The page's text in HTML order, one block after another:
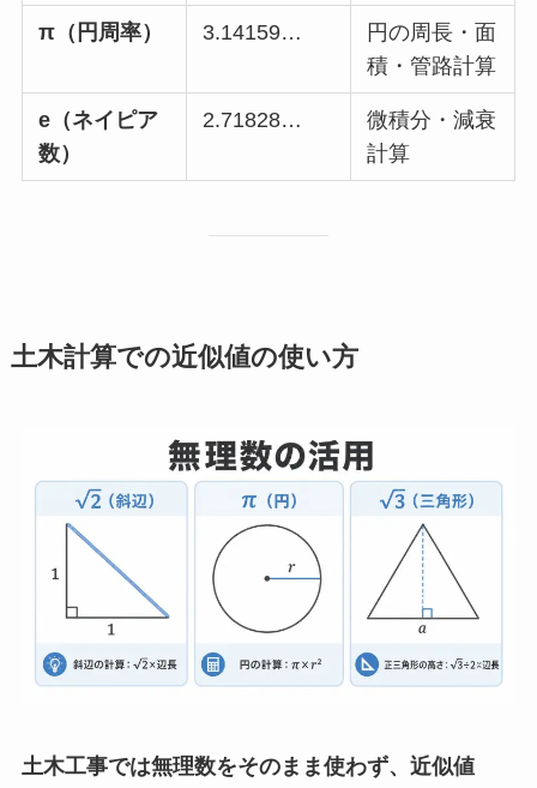
π（円周率） 3.14159…
円の周長・面
積・管路計算
e（ネイピア
数）
2.71828…
微積分・減衰
計算
土木計算での近似値の使い方
土木工事では無理数をそのまま使わず、近似値